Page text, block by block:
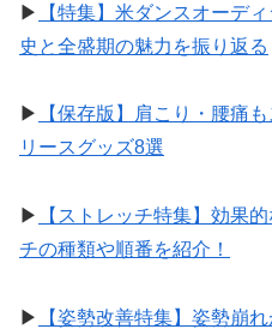
▶︎
【特集】米ダンスオーデ
史と全盛期の魅力を振り返る
▶︎
【保存版】肩こり・腰痛
リースグッズ8選
▶︎
【ストレッチ特集】効果
チの種類や順番を紹介！
▶︎
【姿勢改善特集】姿勢崩